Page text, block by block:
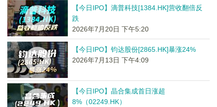
【今日IPO】滴普科技[1384.HK]营收翻倍反
跌
2026年7月20日 下午5:20
【今日IPO】钧达股份[2865.HK]暴涨24%
2026年7月13日 下午4:09
【今日IPO】晶合集成首日涨超
8%（02249.HK）